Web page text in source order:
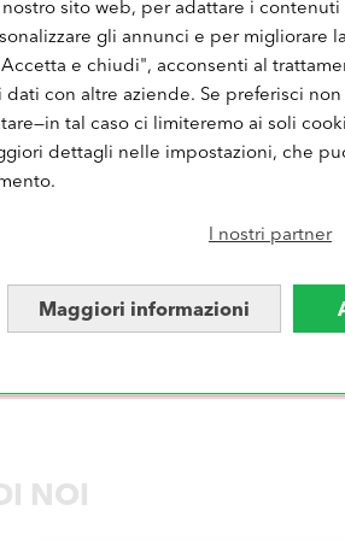
sito web, per adattare i
gli annunci e per migliorare
e chiudi", acconsenti al
dati con altre aziende. Se preferisci
tal caso ci limiteremo ai soli
dettagli nelle impostazioni, che
I nostri partner
Maggiori informazioni
Collage foto personalizzato
Collage foto online gratis
Collage cuore
Collage famiglia
ED OTTIENI UNO
tutte le ultime offerte.
NOI